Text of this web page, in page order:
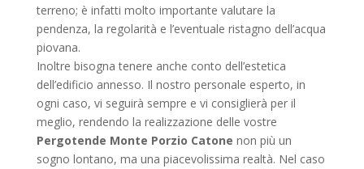
terreno; è infatti molto importante valutare la
pendenza, la regolarità e l’eventuale ristagno dell’acqua
piovana.
Inoltre bisogna tenere anche conto dell’estetica
dell’edificio annesso. Il nostro personale esperto, in
ogni caso, vi seguirà sempre e vi consiglierà per il
meglio, rendendo la realizzazione delle vostre
Pergotende Monte Porzio Catone non più un
sogno lontano, ma una piacevolissima realtà. Nel caso